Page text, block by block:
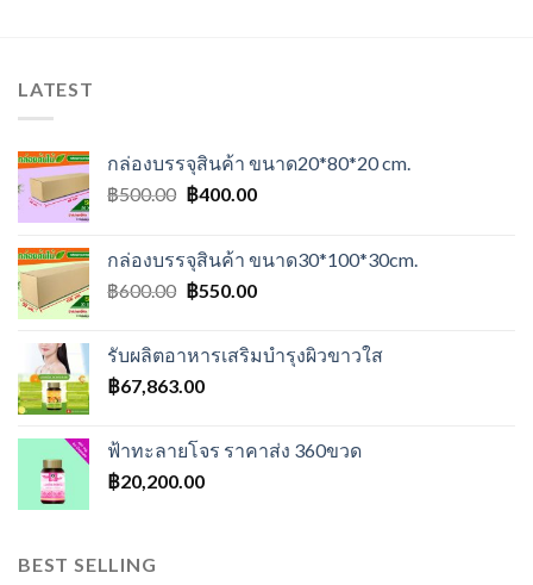
LATEST
กล่องบรรจุสินค้า ขนาด20*80*20 cm.
฿500.00 Original
฿500.00.
฿400.00Current
฿400.00.
กล่องบรรจุสินค้า ขนาด30*100*30cm.
฿600.00 Original
฿600.00.
฿550.00Current
฿550.00.
รับผลิตอาหารเสริมบำรุงผิวขาวใส
฿67,863.00
ฟ้าทะลายโจร ราคาส่ง 360ขวด
฿20,200.00
BEST SELLING